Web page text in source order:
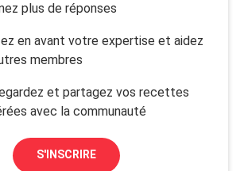
plus de réponses
en avant votre expertise et aidez
membres
et partagez vos recettes
avec la communauté
S'INSCRIRE